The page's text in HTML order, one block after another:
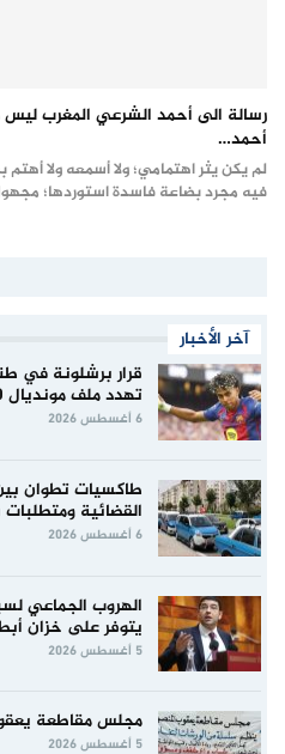
رسالة الى أحمد الشرعي المغرب
أحمد…
لم يكن يثر اهتمامي؛ ولا أسمعه ولا
فيه مجرد بضاعة فاسدة استوردها؛
آخر الأخبار
قرار برشلونة في
تهدد ملف مونديال 2030 الثلاثي؟
6 أغسطس 2026
طاكسيات تطوان
القضائية
6 أغسطس 2026
الهروب الجماعي
يتوفر على خزان
5 أغسطس 2026
مجلس مقاطعة
5 أغسطس 2026